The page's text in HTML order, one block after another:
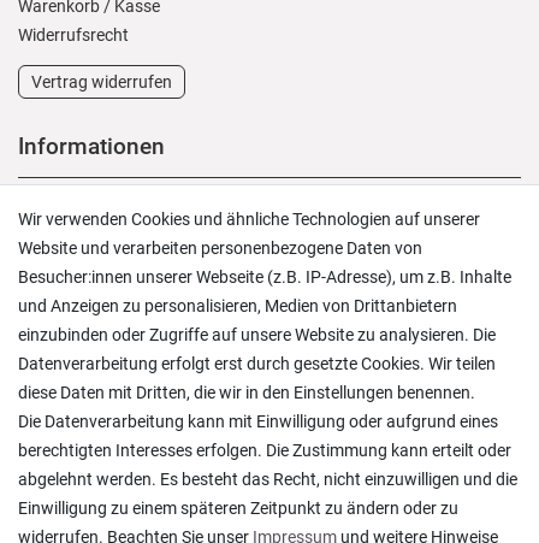
Warenkorb / Kasse
Widerrufs­recht
Vertrag widerrufen
Informationen
Versand und Zahlung
Rücksendungen
Lieferung in die Schweiz
Pflegesymbole
Lagerverkauf
Ratgeber & News
Ein einfach toller Service - prompte Lieferung und
sogar mit Pflegehinweis!
Wir verwenden Cookies und ähnliche Technologien auf unserer
Website und verarbeiten personenbezogene Daten von
Besucher:innen unserer Webseite (z.B. IP-Adresse), um z.B. Inhalte
und Anzeigen zu personalisieren, Medien von Drittanbietern
einzubinden oder Zugriffe auf unsere Website zu analysieren. Die
Datenverarbeitung erfolgt erst durch gesetzte Cookies. Wir teilen
diese Daten mit Dritten, die wir in den Einstellungen benennen.
Die Datenverarbeitung kann mit Einwilligung oder aufgrund eines
berechtigten Interesses erfolgen. Die Zustimmung kann erteilt oder
abgelehnt werden. Es besteht das Recht, nicht einzuwilligen und die
Einwilligung zu einem späteren Zeitpunkt zu ändern oder zu
widerrufen. Beachten Sie unser Impressum und weitere Hinweise